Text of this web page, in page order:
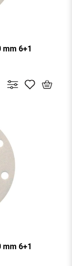
mm 6+1
mm 6+1